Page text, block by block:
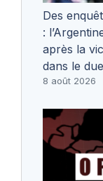
Des
:
après la
dans le
8 août 2026